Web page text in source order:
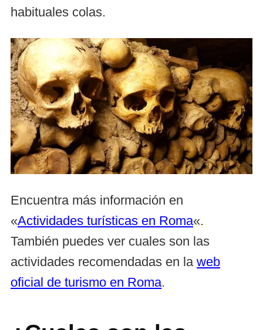
habituales colas.
Encuentra más información en
«Actividades turísticas en Roma«.
También puedes ver cuales son las
actividades recomendadas en la web
oficial de turismo en Roma.